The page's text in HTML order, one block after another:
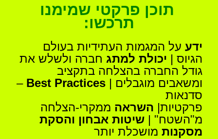
תוכן פרקטי שמימנו
תרכשו:
ידע על המגמות העתידיות בעולם
הגיוס | יכולת למתג חברה ולשלש את
גודל החברה בהצלחה בתקציב
ומשאבים מוגבלים |Best Practices
–
סדנאות
פרקטיות| השראה ממקרי-הצלחה
מ"השטח" |שיטות אבחון והסקת
מסקנות מושכלת יותר